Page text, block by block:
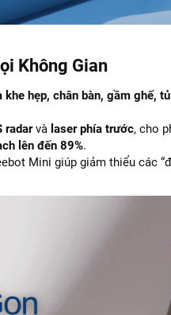
Không Gian
khe hẹp, chân bàn, gầm ghế, tủ
radarvà laser phía trước, cho
lên đến 89%.
Mini giúp giảm thiểu các